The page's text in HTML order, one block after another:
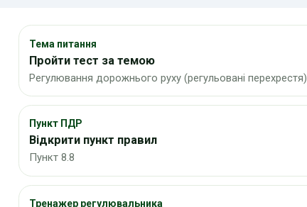
Тема питання
Пройти тест за темою
Регулювання дорожнього руху (регульовані перехрестя)
Пункт ПДР
Відкрити пункт правил
Пункт 8.8
Тренажер регулювальника